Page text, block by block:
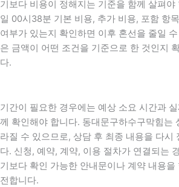
기보다 비용이 정해지는 기준을 함께 살펴
일 00시38분 기본 비용, 추가 비용, 포함 항
여부가 있는지 확인하면 이후 혼선을 줄일
은 금액이 어떤 조건을 기준으로 한 것인지
다.
기간이 필요한 경우에는 예상 소요 시간과
께 확인해야 합니다. 동대문구하수구막힘는
라질 수 있으므로, 상담 후 최종 내용을 다시
다. 신청, 예약, 계약, 이용 절차가 연결되는
기보다 확인 가능한 안내문이나 계약 내용
전합니다.